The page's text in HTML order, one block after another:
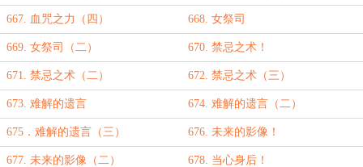
667. 血咒之力（四） 668. 女祭司
669. 女祭司（二） 670. 禁忌之术！
671. 禁忌之术（二） 672. 禁忌之术（三）
673. 难解的遗言 674. 难解的遗言（二）
675．难解的遗言（三） 676. 未来的影像！
677. 未来的影像（二） 678. 当心身后！